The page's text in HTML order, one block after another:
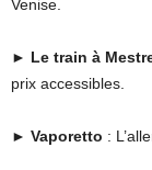
Venise.
► Le train à
prix accessibles.
► Vaporetto :